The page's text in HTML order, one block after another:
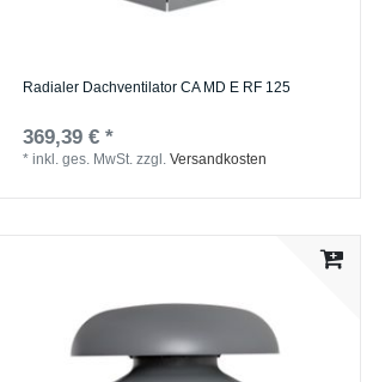
Radialer Dachventilator CA MD E RF 125
369,39 € *
*inkl. ges. MwSt. zzgl.Versandkosten